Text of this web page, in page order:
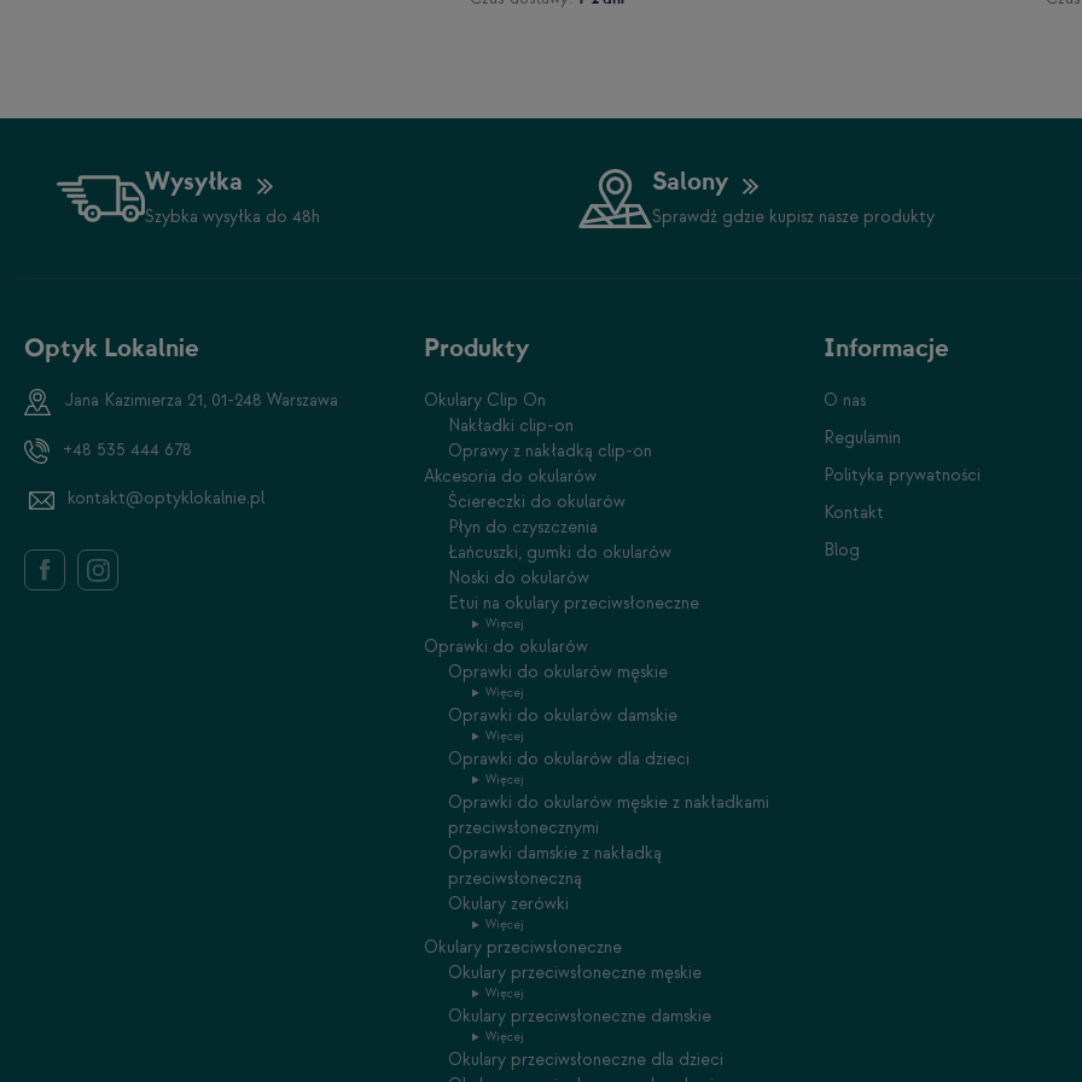
Wysyłka
Szybka wysyłka do 48h
Salony
Sprawdź gdzie kupisz nasze produkty
Optyk Lokalnie
Jana Kazimierza 21, 01-248 Warszawa
+48 535 444 678
kontakt@optyklokalnie.pl
Produkty
Okulary Clip On
Nakładki clip-on
Oprawy z nakładką clip-on
Akcesoria do okularów
Ściereczki do okularów
Płyn do czyszczenia
Łańcuszki, gumki do okularów
Noski do okularów
Etui na okulary przeciwsłoneczne
Więcej
Oprawki do okularów
Oprawki do okularów męskie
Więcej
Oprawki do okularów damskie
Więcej
Oprawki do okularów dla dzieci
Więcej
Oprawki do okularów męskie z nakładkami
przeciwsłonecznymi
Oprawki damskie z nakładką
przeciwsłoneczną
Okulary zerówki
Więcej
Okulary przeciwsłoneczne
Okulary przeciwsłoneczne męskie
Więcej
Okulary przeciwsłoneczne damskie
Więcej
Okulary przeciwsłoneczne dla dzieci
Informacje
O nas
Regulamin
Polityka prywatności
Kontakt
Blog